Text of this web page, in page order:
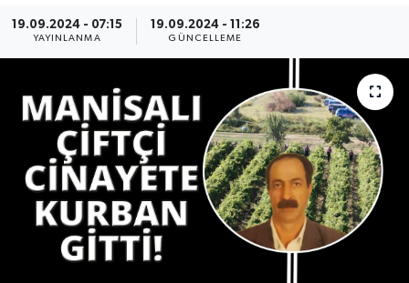
19.09.2024 - 07:15
YAYINLANMA
19.09.2024 - 11:26
GÜNCELLEME
Programlar
YAŞAM